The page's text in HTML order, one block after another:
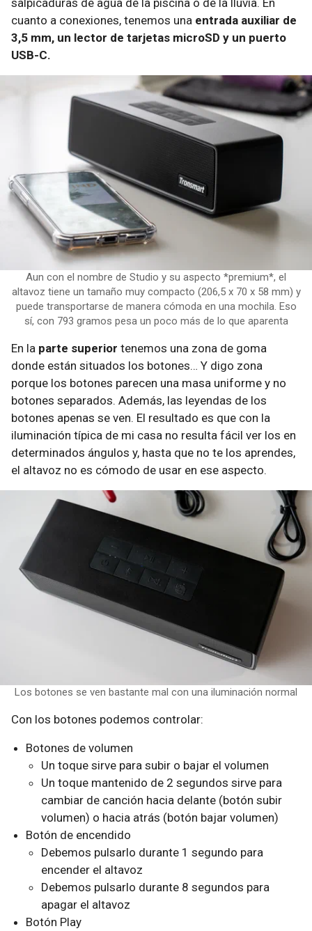
cuanto a conexiones, tenemos una entrada auxiliar de
3,5 mm, un lector de tarjetas microSD y un puerto
USB-C.
Aun con el nombre de Studio y su aspecto *premium*, el
altavoz tiene un tamaño muy compacto (206,5 x 70 x 58 mm) y
puede transportarse de manera cómoda en una mochila. Eso
sí, con 793 gramos pesa un poco más de lo que aparenta
En la parte superior tenemos una zona de goma
donde están situados los botones… Y digo zona
porque los botones parecen una masa uniforme y no
botones separados. Además, las leyendas de los
botones apenas se ven. El resultado es que con la
iluminación típica de mi casa no resulta fácil ver los en
determinados ángulos y, hasta que no te los aprendes,
el altavoz no es cómodo de usar en ese aspecto.
Los botones se ven bastante mal con una iluminación normal
Con los botones podemos controlar:
Botones de volumen
Un toque sirve para subir o bajar el volumen
Un toque mantenido de 2 segundos sirve para
cambiar de canción hacia delante (botón subir
volumen) o hacia atrás (botón bajar volumen)
Botón de encendido
Debemos pulsarlo durante 1 segundo para
encender el altavoz
Debemos pulsarlo durante 8 segundos para
apagar el altavoz
Botón Play